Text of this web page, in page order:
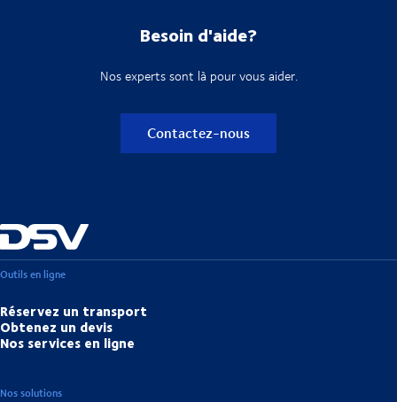
Besoin d'aide?
Nos experts sont là pour vous aider.
Contactez-nous
Outils en ligne
Réservez un transport
Obtenez un devis
Nos services en ligne
Nos solutions